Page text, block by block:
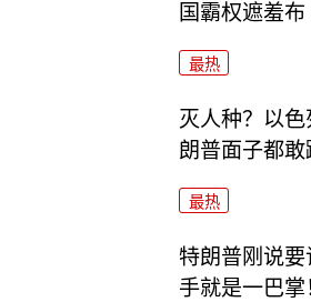
国霸权遮羞布
最热
灭人种？以
朗普面子都敢
最热
特朗普刚说
手就是一巴掌